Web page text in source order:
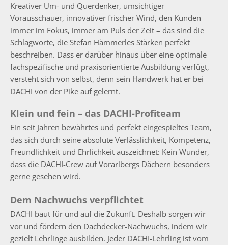
Kreativer Um- und Querdenker, umsichtiger
Vorausschauer, innovativer frischer Wind, den Kunden
immer im Fokus, immer am Puls der Zeit – das sind die
Schlagworte, die Stefan Hämmerles Stärken perfekt
beschreiben. Dass er darüber hinaus über eine optimale
fachspezifische und praxisorientierte Ausbildung verfügt,
versteht sich von selbst, denn sein Handwerk hat er bei
DACHI von der Pike auf gelernt.
Klein und fein – das DACHI-Profiteam
Ein seit Jahren bewährtes und perfekt eingespieltes Team,
das sich durch seine absolute Verlässlichkeit, Kompetenz,
Freundlichkeit und Ehrlichkeit auszeichnet: Kein Wunder,
dass die DACHI-Crew auf Vorarlbergs Dächern besonders
gerne gesehen wird.
Dem Nachwuchs verpflichtet
DACHI baut für und auf die Zukunft. Deshalb sorgen wir
vor und fördern den Dachdecker-Nachwuchs, indem wir
gezielt Lehrlinge ausbilden. Jeder DACHI-Lehrling ist vom